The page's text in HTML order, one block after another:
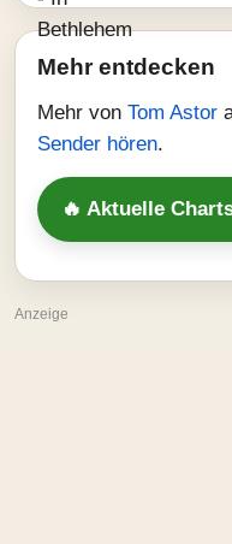
Mehr entdecken
Mehr von Tom Astor
Sender hören.
🔥 Aktuelle
Anzeige